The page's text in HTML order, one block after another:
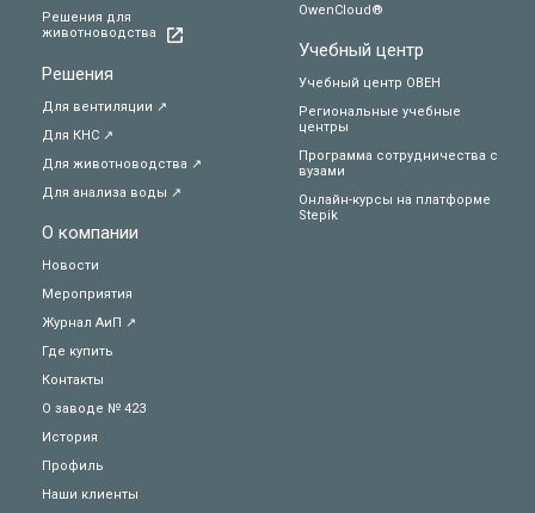
Решения для
животноводства
Решения
Для вентиляции ↗
Для КНС ↗
Для животноводства ↗
Для анализа воды ↗
О компании
Новости
Мероприятия
Журнал АиП ↗
Где купить
Контакты
О заводе № 423
История
Профиль
Наши клиенты
OwenCloud®
Учебный центр
Учебный центр ОВЕН
Региональные учебные
центры
Программа сотрудничества с
вузами
Онлайн-курсы на платформе
Stepik